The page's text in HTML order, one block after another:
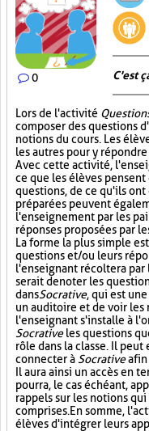
0 C'est
Lors de l'activité
composer des questions
notions du cours. Les
les autres pour y
Avec cette activité,
ce que les élèves
questions, de ce qu'ils ont
préparées peuvent
l'enseignement par les
réponses proposées par
La forme la plus simple
questions et/ou leurs
l'enseignant récoltera
serait de noter les
dansSocrative, qui est
un auditoire et de voir les
l'enseignant s'installe à
Socrativeles questions
rôle dans la classe. Il
connecter à Socrativeafin
Il aura ainsi un accès en
pourra, le cas échéant,
rappels sur les notions
comprises. En somme,
élèves d'intégrer leurs